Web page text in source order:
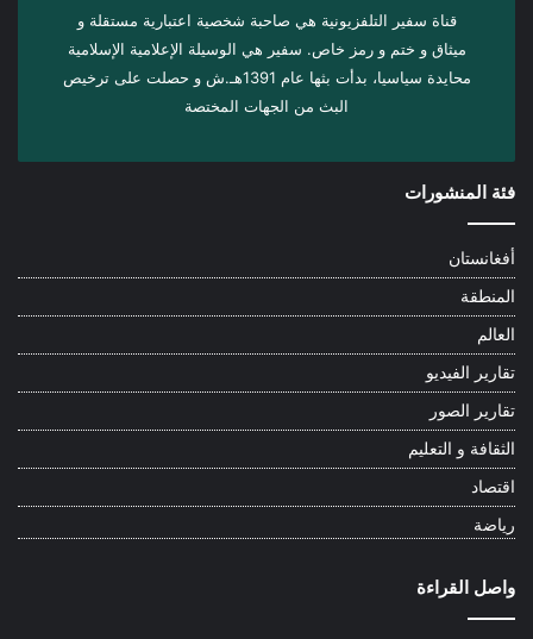
قناة سفير التلفزيونية هي صاحبة شخصية اعتبارية مستقلة و
ميثاق و ختم و رمز خاص. سفیر هي الوسيلة الإعلامية الإسلامية
محايدة سياسيا، بدأت بثها عام 1391هـ.ش و حصلت على ترخيص
البث من الجهات المختصة
فئة المنشورات
أفغانستان
المنطقة
العالم
تقارير الفيديو
تقارير الصور
الثقافة و التعليم
اقتصاد
رياضة
واصل القراءة